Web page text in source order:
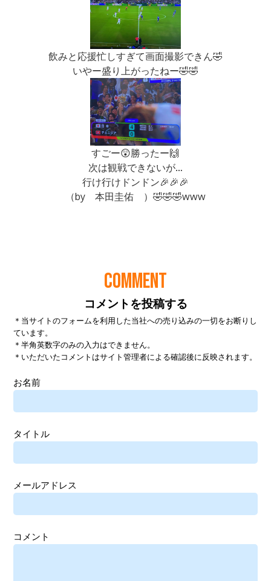
COMMENT
コメントを投稿する
＊当サイトのフォームを利用した当社への売り込みの一切をお断りし
ています。
＊半角英数字のみの入力はできません。
＊いただいたコメントはサイト管理者による確認後に反映されます。
お名前
タイトル
メールアドレス
コメント